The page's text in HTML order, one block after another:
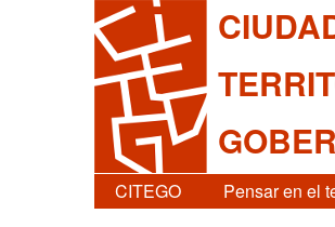
CITEGO Pensar en el